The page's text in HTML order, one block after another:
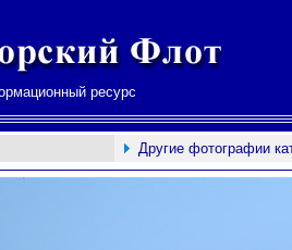
ресурс
Другие фотографии